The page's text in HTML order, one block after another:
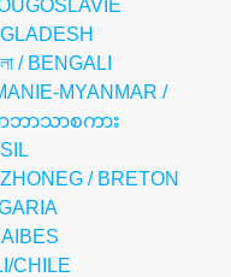
/ BENGALI
MYANMAR /
ာဘာသာစကား
/ BRETON
CHILE